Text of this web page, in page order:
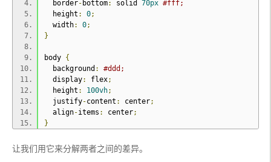
border- bottom: solid 70px #fff;
height : 0;
width: 0;
}
body {
background :
#ddd;
display: flex;
height : 100vh;
justify-content : center;
align-items : center;
}
让我们用它来分解两者之间的差异。